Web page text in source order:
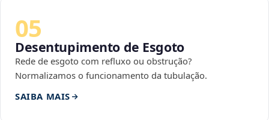
05
Desentupimento de Esgoto
Rede de esgoto com refluxo ou obstrução?
Normalizamos o funcionamento da tubulação.
SAIBA MAIS